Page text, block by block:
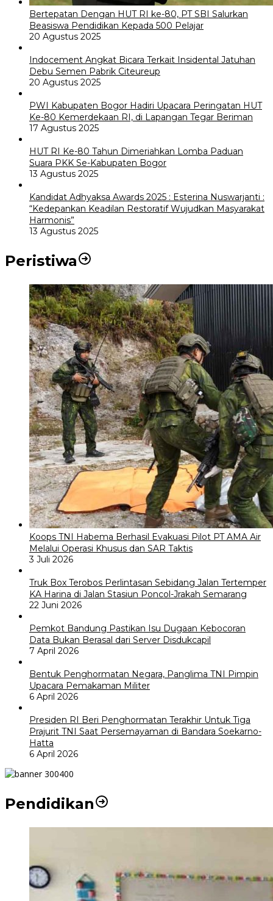
Bertepatan Dengan HUT RI ke-80, PT SBI Salurkan
Beasiswa Pendidikan Kepada 500 Pelajar
20 Agustus 2025
Indocement Angkat Bicara Terkait Insidental Jatuhan
Debu Semen Pabrik Citeureup
20 Agustus 2025
PWI Kabupaten Bogor Hadiri Upacara Peringatan HUT
Ke-80 Kemerdekaan RI, di Lapangan Tegar Beriman
17 Agustus 2025
HUT RI Ke-80 Tahun Dimeriahkan Lomba Paduan
Suara PKK Se-Kabupaten Bogor
13 Agustus 2025
Kandidat Adhyaksa Awards 2025 : Esterina Nuswarjanti :
“Kedepankan Keadilan Restoratif Wujudkan Masyarakat
Harmonis”
13 Agustus 2025
Peristiwa
Koops TNI Habema Berhasil Evakuasi Pilot PT AMA Air
Melalui Operasi Khusus dan SAR Taktis
3 Juli 2026
Truk Box Terobos Perlintasan Sebidang Jalan Tertemper
KA Harina di Jalan Stasiun Poncol-Jrakah Semarang
22 Juni 2026
Pemkot Bandung Pastikan Isu Dugaan Kebocoran
Data Bukan Berasal dari Server Disdukcapil
7 April 2026
Bentuk Penghormatan Negara, Panglima TNI Pimpin
Upacara Pemakaman Militer
6 April 2026
Presiden RI Beri Penghormatan Terakhir Untuk Tiga
Prajurit TNI Saat Persemayaman di Bandara Soekarno-
Hatta
6 April 2026
Pendidikan